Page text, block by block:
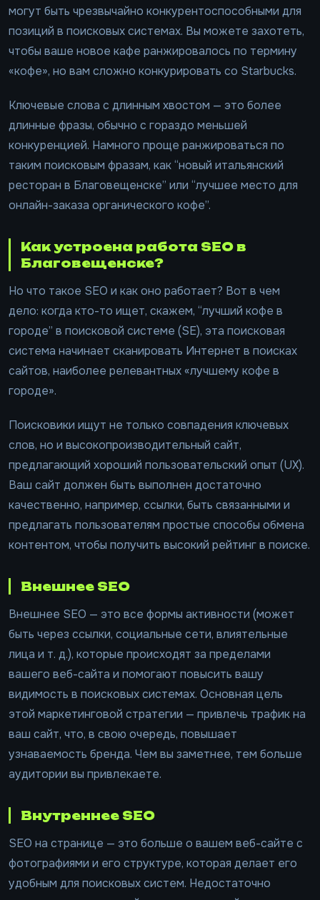
могут быть чрезвычайно конкурентоспособными для
позиций в поисковых системах. Вы можете захотеть,
чтобы ваше новое кафе ранжировалось по термину
«кофе», но вам сложно конкурировать со Starbucks.
Ключевые слова с длинным хвостом — это более
длинные фразы, обычно с гораздо меньшей
конкуренцией. Намного проще ранжироваться по
таким поисковым фразам, как “новый итальянский
ресторан в Благовещенске” или “лучшее место для
онлайн-заказа органического кофе”.
Как устроена работа SEO в
Благовещенске?
Но что такое SEO и как оно работает? Вот в чем
дело: когда кто-то ищет, скажем, “лучший кофе в
городе” в поисковой системе (SE), эта поисковая
система начинает сканировать Интернет в поисках
сайтов, наиболее релевантных «лучшему кофе в
городе».
Поисковики ищут не только совпадения ключевых
слов, но и высокопроизводительный сайт,
предлагающий хороший пользовательский опыт (UX).
Ваш сайт должен быть выполнен достаточно
качественно, например, ссылки, быть связанными и
предлагать пользователям простые способы обмена
контентом, чтобы получить высокий рейтинг в поиске.
Внешнее SEO
Внешнее SEO — это все формы активности (может
быть через ссылки, социальные сети, влиятельные
лица и т. д.), которые происходят за пределами
вашего веб-сайта и помогают повысить вашу
видимость в поисковых системах. Основная цель
этой маркетинговой стратегии — привлечь трафик на
ваш сайт, что, в свою очередь, повышает
узнаваемость бренда. Чем вы заметнее, тем больше
аудитории вы привлекаете.
Внутреннее SEO
SEO на странице — это больше о вашем веб-сайте с
фотографиями и его структуре, которая делает его
удобным для поисковых систем. Недостаточно